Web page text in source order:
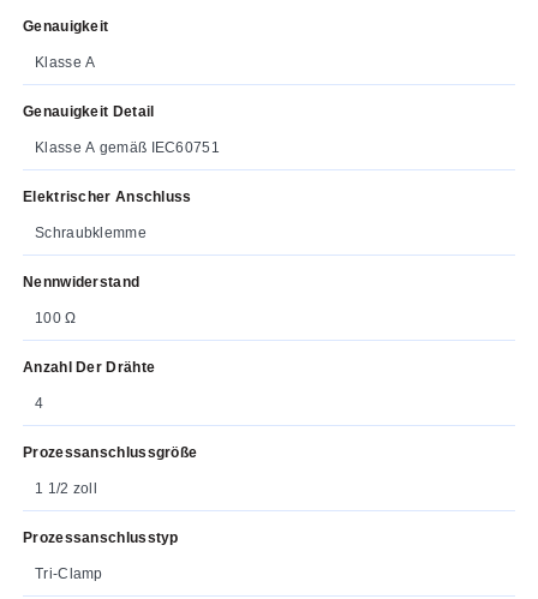
Genauigkeit
Klasse A
Genauigkeit Detail
Klasse A gemäß IEC60751
Elektrischer Anschluss
Schraubklemme
Nennwiderstand
100 Ω
Anzahl Der Drähte
4
Prozessanschlussgröße
1 1/2 zoll
Prozessanschlusstyp
Tri-Clamp